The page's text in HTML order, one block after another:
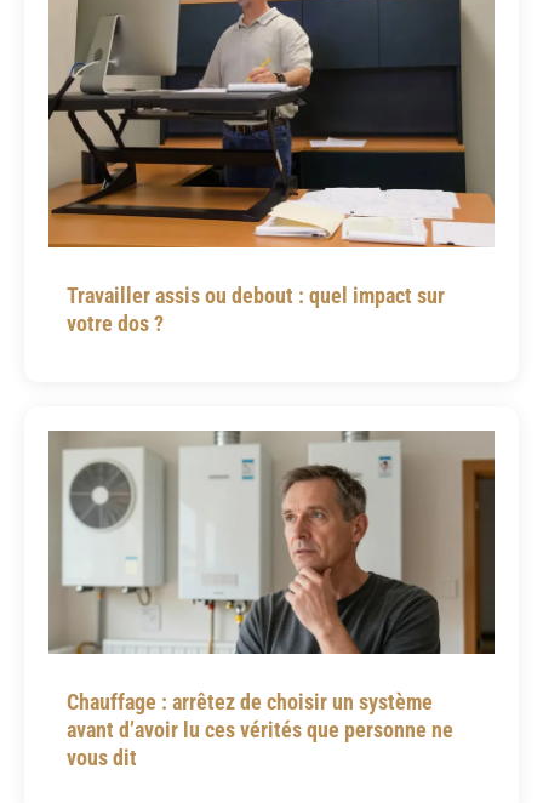
Travailler assis ou debout : quel impact sur
votre dos ?
Chauffage : arrêtez de choisir un système
avant d’avoir lu ces vérités que personne ne
vous dit